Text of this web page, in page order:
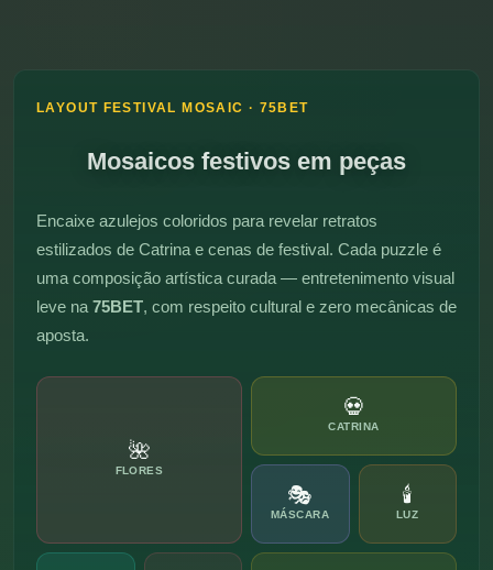
LAYOUT FESTIVAL MOSAIC · 75BET
Mosaicos festivos em peças
Encaixe azulejos coloridos para revelar retratos
estilizados de Catrina e cenas de festival. Cada puzzle é
uma composição artística curada — entretenimento visual
leve na 75BET, com respeito cultural e zero mecânicas de
aposta.
🌺
FLORES
💀
CATRINA
🎭
MÁSCARA
🕯
LUZ